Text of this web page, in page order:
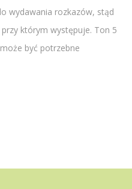
wydawania rozkazów, stąd
którym występuje. Ton 5
być potrzebne